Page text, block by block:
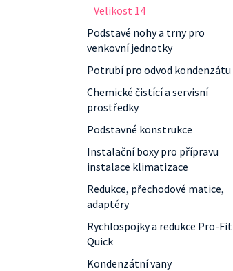
Velikost 14
Podstavé nohy a trny pro
venkovní jednotky
Potrubí pro odvod kondenzátu
Chemické čistící a servisní
prostředky
Podstavné konstrukce
Instalační boxy pro přípravu
instalace klimatizace
Redukce, přechodové matice,
adaptéry
Rychlospojky a redukce Pro-Fit
Quick
Kondenzátní vany